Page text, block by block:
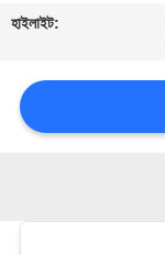
খবর
উদ্ধৃতির
জন্য
সাইট
হাইলাইট: